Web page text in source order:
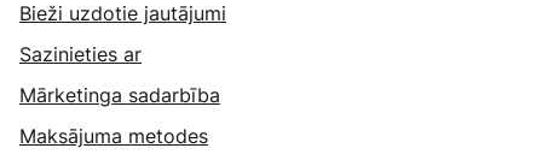
Bieži uzdotie jautājumi
Sazinieties ar
Mārketinga sadarbība
Maksājuma metodes